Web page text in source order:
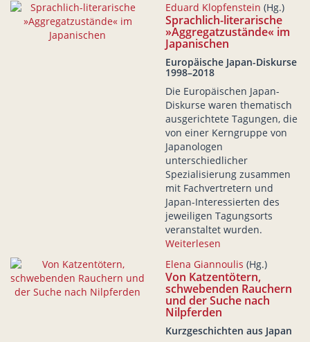
Eduard Klopfenstein (Hg.)
Sprachlich-literarische
»Aggregatzustände« im
Japanischen
Europäische Japan-Diskurse
1998–2018
Die Europäischen Japan-
Diskurse waren thematisch
ausgerichtete Tagungen, die
von einer Kerngruppe von
Japanologen
unterschiedlicher
Spezialisierung zusammen
mit Fachvertretern und
Japan-Interessierten des
jeweiligen Tagungsorts
veranstaltet wurden.
Weiterlesen
Elena Giannoulis (Hg.)
Von Katzentötern,
schwebenden Rauchern
und der Suche nach
Nilpferden
Kurzgeschichten aus Japan